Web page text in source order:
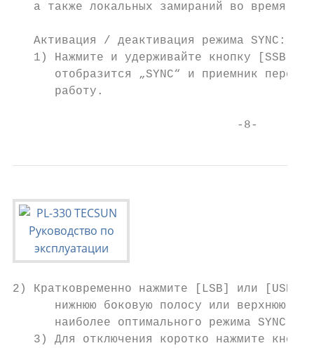
а также локальных замираний во время
   Активация / деактивация режима SYNC:
1) Нажмите и удерживайте кнопку [SSB /
отобразится „SYNC“ и приемник
      работу.
                                -8-
2) Кратковременно нажмите [LSB] или [USB],
нижнюю боковую полосу или верхнюю
      наиболее оптимального режима SYNC.
3) Для отключения коротко нажмите